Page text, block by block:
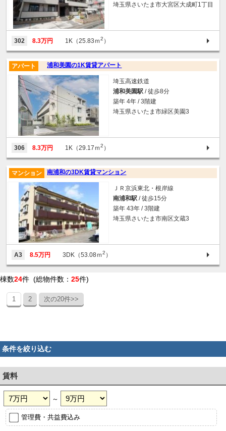
埼玉県さいたま市大宮区大成町1丁目
302 8.3万円 1K（25.83ｍ2 ）
浦和美園の1K賃貸アパート
アパート
埼玉高速鉄道
浦和美園駅 / 徒歩8分
築年 4年 / 3階建
埼玉県さいたま市緑区美園3
306 8.3万円 1K（29.17ｍ2 ）
南浦和の3DK賃貸マンション
マンション
ＪＲ京浜東北・根岸線
南浦和駅 / 徒歩15分
築年 43年 / 3階建
埼玉県さいたま市南区文蔵3
A3 8.5万円 3DK（53.08ｍ2 ）
棟数24件 (総物件数： 25件)
1 2 次の20件>>
条件を絞り込む
賃料
～
管理費・共益費込み